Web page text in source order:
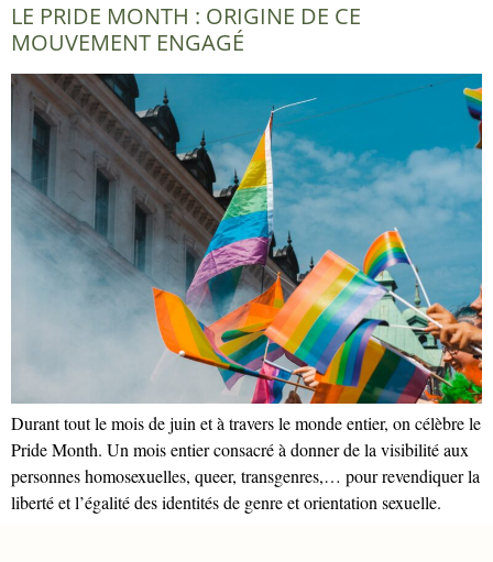
LE PRIDE MONTH : ORIGINE DE CE
MOUVEMENT ENGAGÉ
Durant tout le mois de juin et à travers le monde entier, on célèbre le
Pride Month. Un mois entier consacré à donner de la visibilité aux
personnes homosexuelles, queer, transgenres,… pour revendiquer la
liberté et l’égalité des identités de genre et orientation sexuelle.